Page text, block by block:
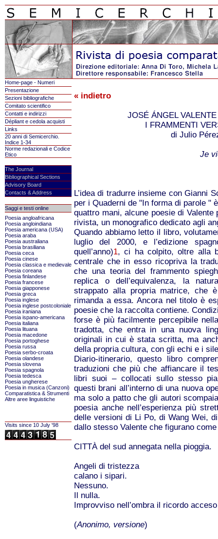
Home-page - Numeri
Presentazione
Sezioni bibliografiche
Comitato scientifico
Contatti e indirizzi
Dépliant e cedola acquisti
Links
20 anni di Semicerchio.
Indice 1-34
Norme redazionali e Codice
Etico
The Journal
Bibliographical Sections
Advisory Board
Contacts & Address
Saggi e testi online
Poesia angloafricana
Poesia angloindiana
Poesia americana (USA)
Poesia araba
Poesia australiana
Poesia brasiliana
Poesia ceca
Poesia cinese
Poesia classica e medievale
Poesia coreana
Poesia finlandese
Poesia francese
Poesia giapponese
Poesia greca
Poesia inglese
Poesia inglese postcoloniale
Poesia iraniana
Poesia ispano-americana
Poesia italiana
Poesia lituana
Poesia macedone
Poesia portoghese
Poesia russa
Poesia serbo-croata
Poesia olandese
Poesia slovena
Poesia spagnola
Poesia tedesca
Poesia ungherese
Poesia in musica (Canzoni)
Comparatistica & Strumenti
Altre aree linguistiche
Visits since 10 July '98
« indietro
JOSÉ ÁNGEL
I FRAMMENTI
di Julio
Je
L’idea di tradurre insieme con Gianni
per i Quaderni de "In forma di parole "
quattro mani, alcune poesie di
rivista, un monografico dedicato agli
Quando abbiamo letto il libro,
luglio del 2000, e l’edizione
quell’anno)1, ci ha colpito, oltre alla
centrale che in esso ricopriva la
che una teoria del frammento
replica o dell’equivalenza, la
strappato alla propria matrice, che
rimanda a essa. Ancora nel titolo è
poesie che la raccolta contiene.
forse è più facilmente percepibile
tradotta, che entra in una nuova
originali in cui è stata scritta, ma
della propria cultura, con gli echi e i
Diario-itinerario, questo libro
traduzioni che più che affiancare il
libri suoi – collocati sullo stesso
questi brani all’interno di una nuova
ma solo a patto che gli autori
poesia anche nell’esperienza più
delle versioni di Li Po, di Wang Wei,
dallo stesso Valente che figurano
CITTÀ del sud annegata nella pioggia.
Angeli di tristezza
calano i sipari.
Nessuno.
Il nulla.
Improvviso nell’ombra il ricordo
(Anonimo, versione)